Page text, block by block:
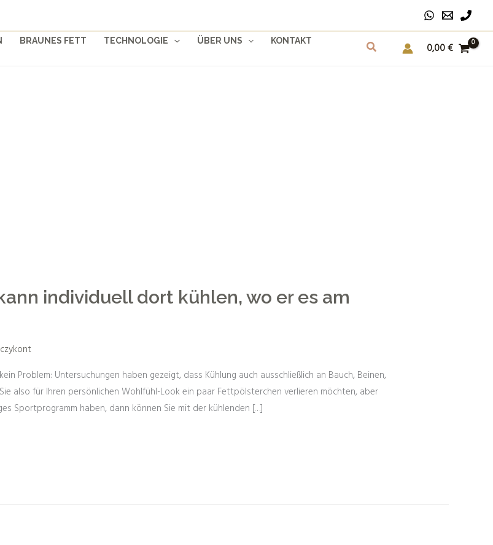
BRAUNES FETT TECHNOLOGIE ÜBER UNS KONTAKT
0,00€
individuell dort kühlen, wo er es am
Problem: Untersuchungen haben gezeigt, dass Kühlung auch ausschließlich an Bauch, Beinen,
also für Ihren persönlichen Wohlfühl-Look ein paar Fettpölsterchen verlieren möchten, aber
Sportprogramm haben, dann können Sie mit der kühlenden […]